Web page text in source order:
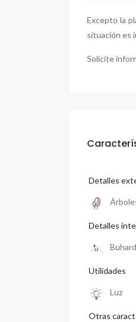
Excepto la
situación es
Solicite
Detalles
Detalles
Utilidades
Luz
Otras